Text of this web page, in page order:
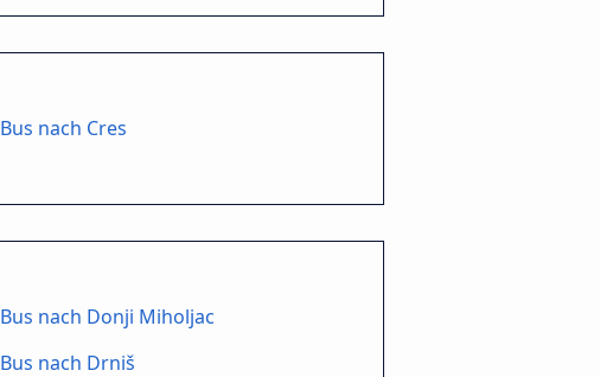
Bus nach Cres
Bus nach Donji Miholjac
Bus nach Drniš